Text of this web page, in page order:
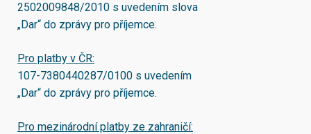
2502009848/2010 s uvedením slova
„Dar“ do zprávy pro příjemce.
Pro platby v ČR:
107-7380440287/0100 s uvedením
„Dar“ do zprávy pro příjemce.
Pro mezinárodní platby ze zahraničí: